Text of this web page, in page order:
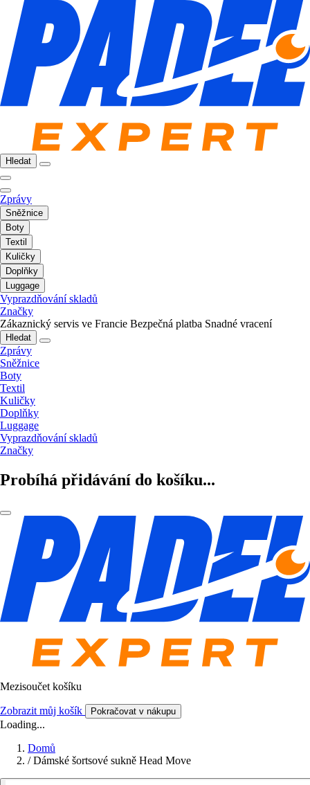
Hledat
Zprávy
Sněžnice
Boty
Textil
Kuličky
Doplňky
Luggage
Vyprazdňování skladů
Značky
Zákaznický servis ve Francie Bezpečná platba Snadné vracení
Hledat
Zprávy
Sněžnice
Boty
Textil
Kuličky
Doplňky
Luggage
Vyprazdňování skladů
Značky
Probíhá přidávání do košíku...
Mezisoučet košíku
Zobrazit můj košík Pokračovat v nákupu
Loading...
Domů
/ Dámské šortsové sukně Head Move